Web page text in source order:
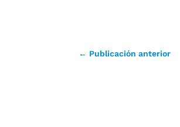
← Publicación anterior